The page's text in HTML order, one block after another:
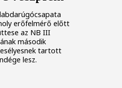
erőfelmérő előtt
az NB III
második
tartott
lesz.